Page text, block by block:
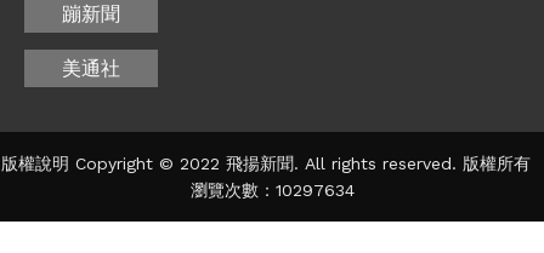
蹦新聞
美通社
版權說明 Copyright © 2022 飛揚新聞. All rights reserved. 版權所有
瀏覽次數：10297634